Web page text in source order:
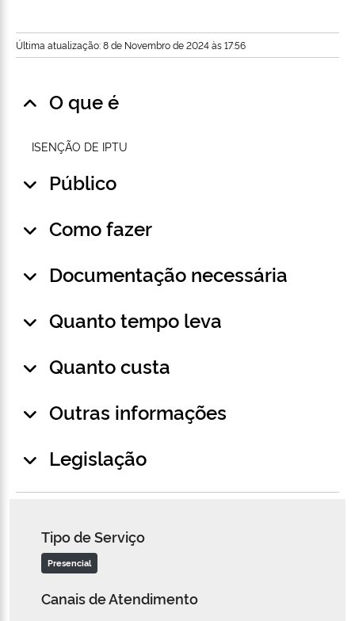
Última atualização: 8 de Novembro de 2024 às 17:56
O que é
ISENÇÃO DE IPTU
Público
Como fazer
Documentação necessária
Quanto tempo leva
Quanto custa
Outras informações
Legislação
Tipo de Serviço
Presencial
Canais de Atendimento